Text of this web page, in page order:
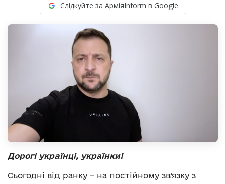
Слідкуйте за АрміяInform в Google
Дорогі українці, українки!
Сьогодні від ранку – на постійному звʼязку з